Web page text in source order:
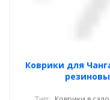
Коврики для